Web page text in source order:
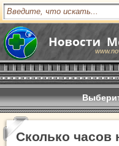
Сколько часов